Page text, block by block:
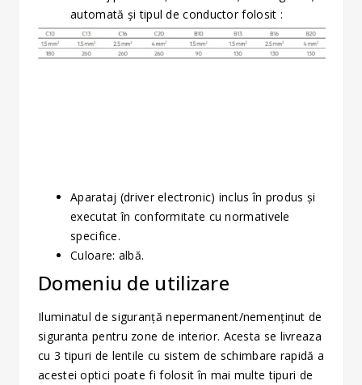
automată și tipul de conductor folosit :
Aparataj (driver electronic) inclus în produs şi
executat în conformitate cu normativele
specifice.
Culoare: albă.
Domeniu de utilizare
Iluminatul de siguranţă nepermanent/nemenținut de
siguranta pentru zone de interior. Acesta se livreaza
cu 3 tipuri de lentile cu sistem de schimbare rapidă a
acestei optici poate fi folosit în mai multe tipuri de